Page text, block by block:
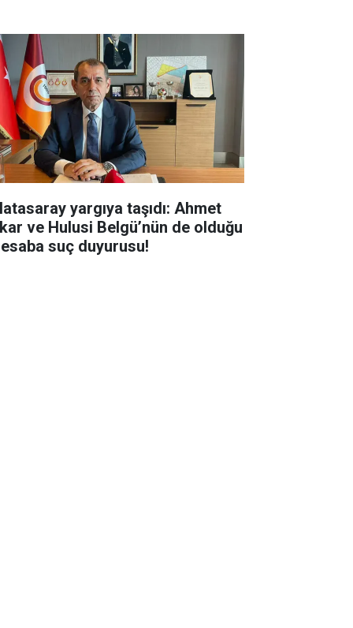
yargıya taşıdı: Ahmet
ve Hulusi Belgü’nün de olduğu
suç duyurusu!